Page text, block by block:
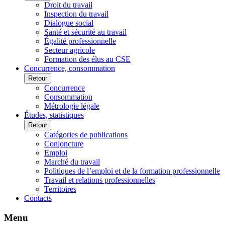
Droit du travail
Inspection du travail
Dialogue social
Santé et sécurité au travail
Égalité professionnelle
Secteur agricole
Formation des élus au CSE
Concurrence, consommation
Retour
Concurrence
Consommation
Métrologie légale
Études, statistiques
Retour
Catégories de publications
Conjoncture
Emploi
Marché du travail
Politiques de l’emploi et de la formation professionnelle
Travail et relations professionnelles
Territoires
Contacts
Menu